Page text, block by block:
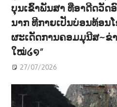
ບຸນເຂົ້າພັນສາ ທີ່ອາດີດວັດ
ນາກ ທີກາຍເປັນບ່ອນທ້ອ
ຜະເດັດການຄອມມຸນີສ~ຂ່
ໃໝ່໒໑”
27/07/2026